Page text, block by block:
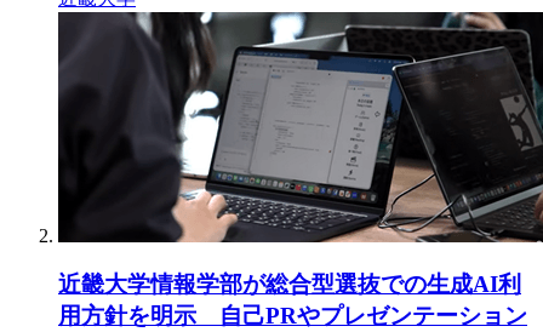
近畿大学情報学部が総合型選抜での生成AI利
用方針を明示 自己PRやプレゼンテーション